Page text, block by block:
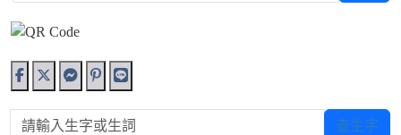
請輸入生字或生詞 查生字